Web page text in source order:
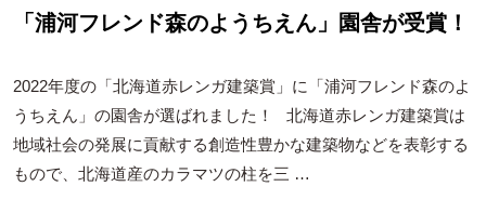
「浦河フレンド森のようちえん」園舎が受賞！
2022年度の「北海道赤レンガ建築賞」に「浦河フレンド森のよ
うちえん」の園舎が選ばれました！ 北海道赤レンガ建築賞は
地域社会の発展に貢献する創造性豊かな建築物などを表彰する
もので、北海道産のカラマツの柱を三 …